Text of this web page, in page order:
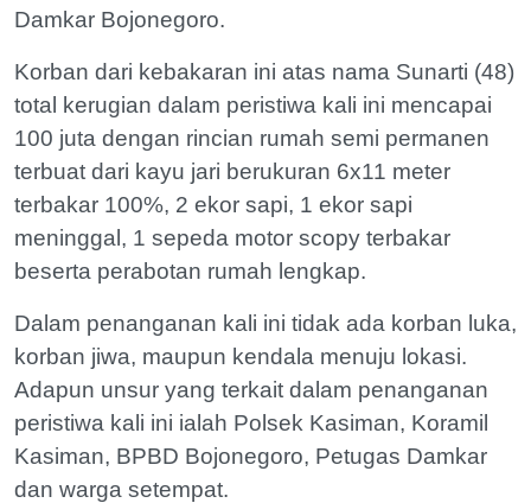
Damkar Bojonegoro.
Korban dari kebakaran ini atas nama Sunarti (48)
total kerugian dalam peristiwa kali ini mencapai
100 juta dengan rincian rumah semi permanen
terbuat dari kayu jari berukuran 6x11 meter
terbakar 100%, 2 ekor sapi, 1 ekor sapi
meninggal, 1 sepeda motor scopy terbakar
beserta perabotan rumah lengkap.
Dalam penanganan kali ini tidak ada korban luka,
korban jiwa, maupun kendala menuju lokasi.
Adapun unsur yang terkait dalam penanganan
peristiwa kali ini ialah Polsek Kasiman, Koramil
Kasiman, BPBD Bojonegoro, Petugas Damkar
dan warga setempat.